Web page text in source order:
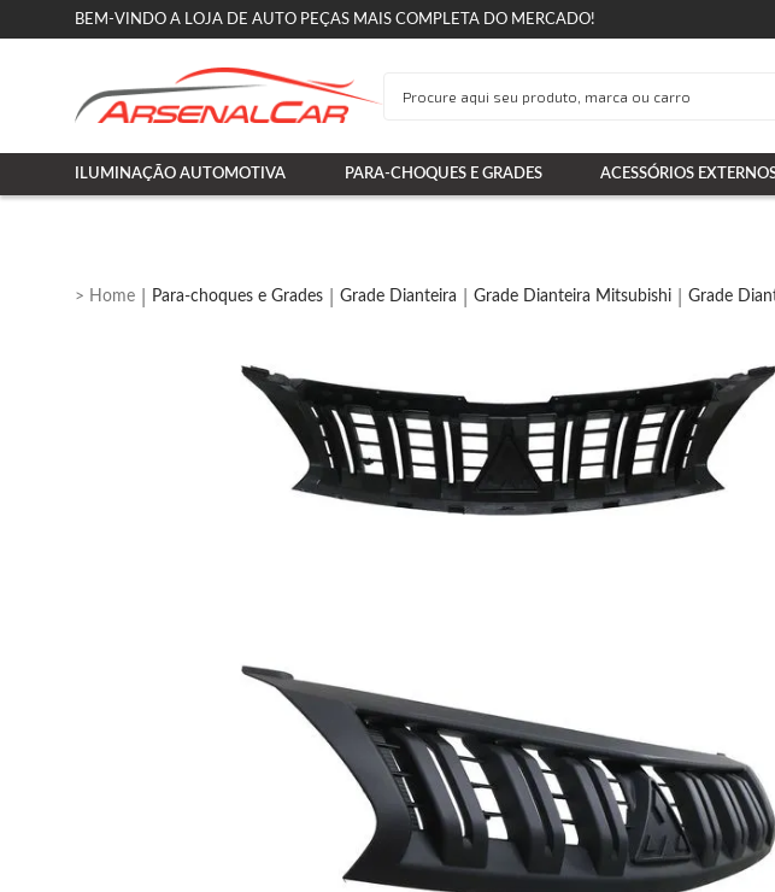
BEM-VINDO A LOJA DE AUTO PEÇAS MAIS COMPLETA DO MERCADO!
ILUMINAÇÃO AUTOMOTIVA PARA-CHOQUES E GRADES ACESSÓRIOS
Para-choques e Grades Grade Dianteira Grade Dianteira Mitsubishi Grade